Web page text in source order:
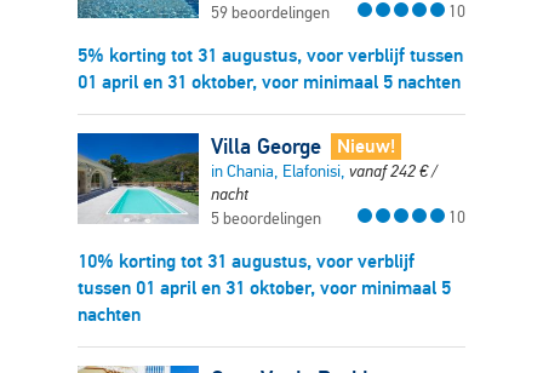
59 beoordelingen
10
5% korting tot 31 augustus, voor verblijf tussen
01 april en 31 oktober, voor minimaal 5 nachten
Villa George Nieuw!
in Chania, Elafonisi, vanaf242€/
nacht
5 beoordelingen
10
10% korting tot 31 augustus, voor verblijf
tussen 01 april en 31 oktober, voor minimaal 5
nachten